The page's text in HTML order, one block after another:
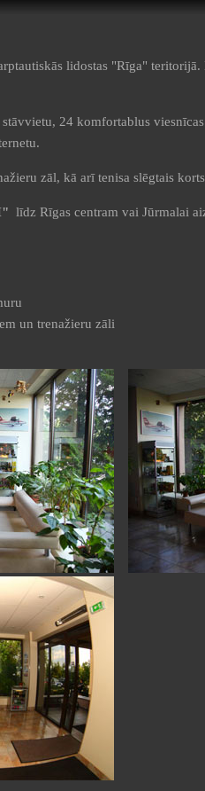
lidostas "Rīga"
24 komfortablus
zāl, kā arī tenisa slēgtais
līdz Rīgas centram vai Jūrmalai
un trenažieru zāli